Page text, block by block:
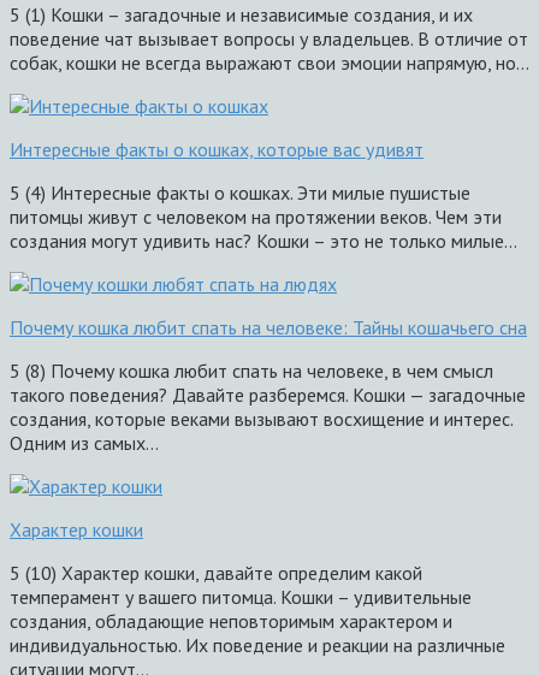
5 (1) Кошки – загадочные и независимые создания, и их
поведение чат вызывает вопросы у владельцев. В отличие от
собак, кошки не всегда выражают свои эмоции напрямую, но…
Интересные факты о кошках, которые вас удивят
5 (4) Интересные факты о кошках. Эти милые пушистые
питомцы живут с человеком на протяжении веков. Чем эти
создания могут удивить нас? Кошки – это не только милые…
Почему кошка любит спать на человеке: Тайны кошачьего сна
5 (8) Почему кошка любит спать на человеке, в чем смысл
такого поведения? Давайте разберемся. Кошки — загадочные
создания, которые веками вызывают восхищение и интерес.
Одним из самых…
Характер кошки
5 (10) Характер кошки, давайте определим какой
темперамент у вашего питомца. Кошки – удивительные
создания, обладающие неповторимым характером и
индивидуальностью. Их поведение и реакции на различные
ситуации могут…